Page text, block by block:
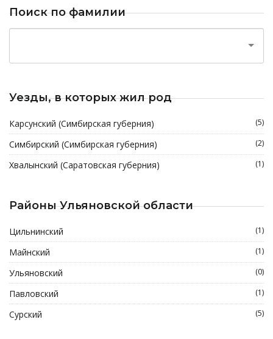
Поиск по фамилии
Уезды, в которых жил род
Карсунский (Симбирская губерния) (5)
Симбирский (Симбирская губерния) (2)
Хвалынский (Саратовская губерния) (1)
Районы Ульяновской области
Цильнинский (1)
Майнский (1)
Ульяновский (0)
Павловский (1)
Сурский (5)